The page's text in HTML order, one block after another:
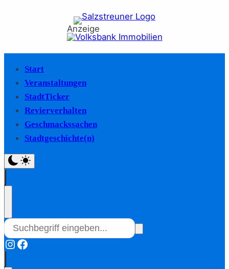
Anzeige
Start
Veranstaltungen
StadtTicker
Revierverhalten
Geschmackssachen
Stadtgeschichte(n)
Instagram
Facebook